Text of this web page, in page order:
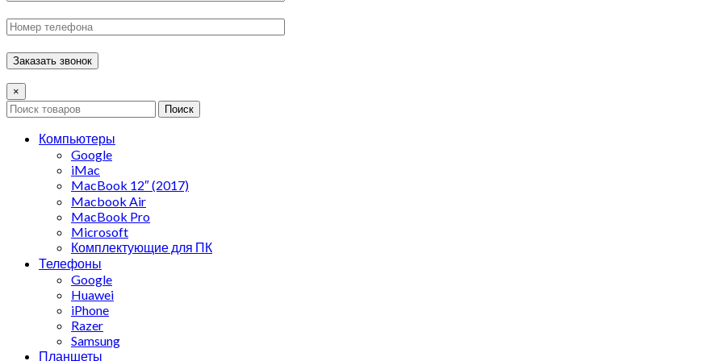
×
Поиск
Компьютеры
Google
iMac
MacBook 12″ (2017)
Macbook Air
MacBook Pro
Microsoft
Комплектующие для ПК
Телефоны
Google
Huawei
iPhone
Razer
Samsung
Планшеты